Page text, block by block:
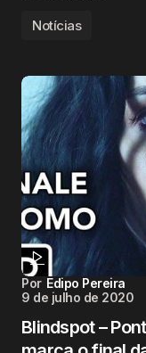
Notícias
Por Edipo Pereira
9 de julho de 2020
Blindspot –